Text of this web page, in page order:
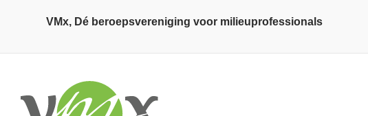
VMx, Dé beroepsvereniging voor milieuprofessionals